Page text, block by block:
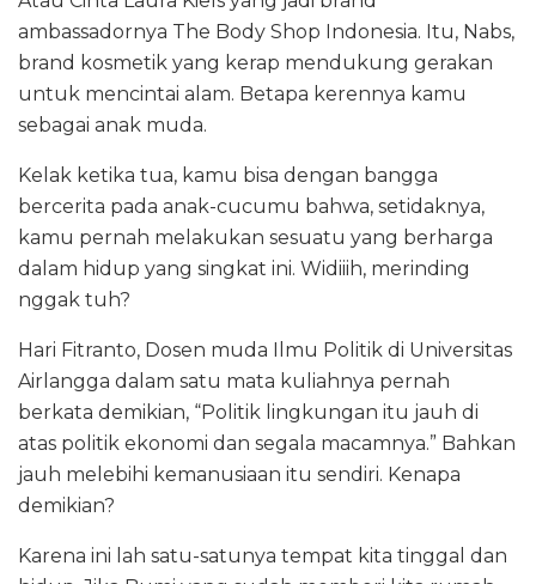
ambassadornya The Body Shop Indonesia. Itu, Nabs,
brand kosmetik yang kerap mendukung gerakan
untuk mencintai alam. Betapa kerennya kamu
sebagai anak muda.
Kelak ketika tua, kamu bisa dengan bangga
bercerita pada anak-cucumu bahwa, setidaknya,
kamu pernah melakukan sesuatu yang berharga
dalam hidup yang singkat ini. Widiiih, merinding
nggak tuh?
Hari Fitranto, Dosen muda Ilmu Politik di Universitas
Airlangga dalam satu mata kuliahnya pernah
berkata demikian, “Politik lingkungan itu jauh di
atas politik ekonomi dan segala macamnya.” Bahkan
jauh melebihi kemanusiaan itu sendiri. Kenapa
demikian?
Karena ini lah satu-satunya tempat kita tinggal dan